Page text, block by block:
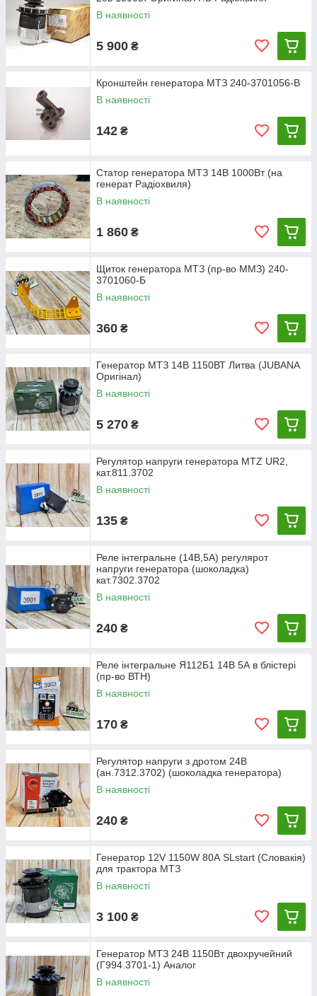
В наявності
5 900 ₴
Кронштейн генератора МТЗ 240-3701056-В
В наявності
142 ₴
Статор генератора МТЗ 14В 1000Вт (на
генерат Радіохвиля)
В наявності
1 860 ₴
Щиток генератора МТЗ (пр-во ММЗ) 240-
3701060-Б
В наявності
360 ₴
Генератор МТЗ 14В 1150ВТ Литва (JUBANA
Оригінал)
В наявності
5 270 ₴
Регулятор напруги генератора MTZ UR2,
кат.811.3702
В наявності
135 ₴
Реле інтегральне (14В,5А) регулярот
напруги генератора (шоколадка)
кат.7302.3702
В наявності
240 ₴
Реле інтегральне Я112Б1 14В 5А в блістері
(пр-во ВТН)
В наявності
170 ₴
Регулятор напруги з дротом 24В
(ан.7312.3702) (шоколадка генератора)
В наявності
240 ₴
Генератор 12V 1150W 80А SLstart (Словакія)
для трактора МТЗ
В наявності
3 100 ₴
Генератор МТЗ 24В 1150Вт двохручейний
(Г994.3701-1) Аналог
В наявності